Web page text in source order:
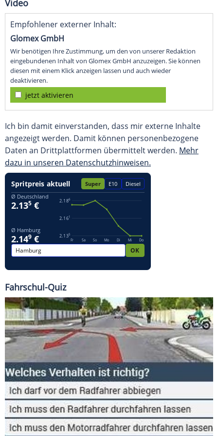
Video
Empfohlener externer Inhalt:
Glomex GmbH
Wir benötigen Ihre Zustimmung, um den von unserer Redaktion
eingebundenen Inhalt von Glomex GmbH anzuzeigen. Sie können
diesen mit einem Klick anzeigen lassen und auch wieder
deaktivieren.
jetzt aktivieren
Ich bin damit einverstanden, dass mir externe Inhalte
angezeigt werden. Damit können personenbezogene
Daten an Drittplattformen übermittelt werden. Mehr
dazu in unseren Datenschutzhinweisen.
Fahrschul-Quiz